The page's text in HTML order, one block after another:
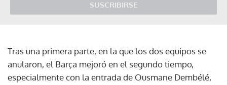
SUSCRIBIRSE
Tras una primera parte, en la que los dos equipos se
anularon, el Barça mejoró en el segundo tiempo,
especialmente con la entrada de Ousmane Dembélé,